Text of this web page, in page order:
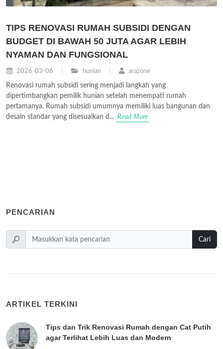
TIPS RENOVASI RUMAH SUBSIDI DENGAN
BUDGET DI BAWAH 50 JUTA AGAR LEBIH
NYAMAN DAN FUNGSIONAL
2026-03-06 hunian arazone
Renovasi rumah subsidi sering menjadi langkah yang
dipertimbangkan pemilik hunian setelah menempati rumah
pertamanya. Rumah subsidi umumnya memiliki luas bangunan dan
desain standar yang disesuaikan d... Read More
PENCARIAN
Cari
ARTIKEL TERKINI
Tips dan Trik Renovasi Rumah dengan Cat Putih
agar Terlihat Lebih Luas dan Modern